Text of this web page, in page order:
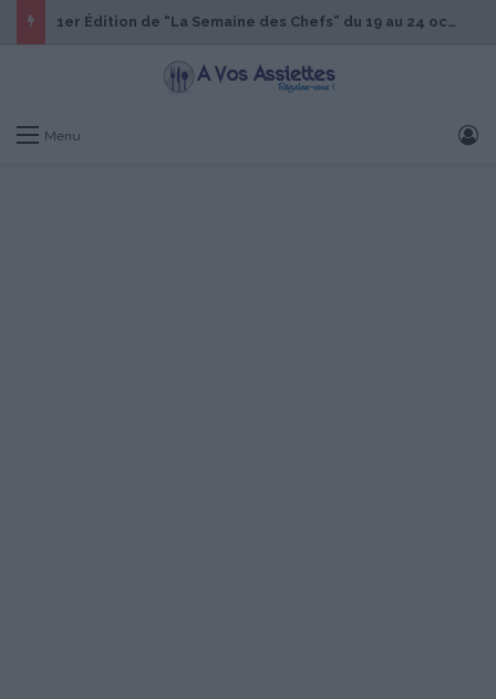
1er Édition de “La Semaine des Chefs” du 19 au 24 octobre 2026
Menu